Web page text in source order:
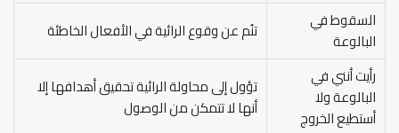
السقوط في
البالوعة
تنُم عن وقوع الرائية في الأفعال الخاطئة
رأيت أنني في
البالوعة ولا
أستطيع الخروج
تؤول إلى محاولة الرائية تحقيق أهدافها إلا
أنها لا تتمكن من الوصول